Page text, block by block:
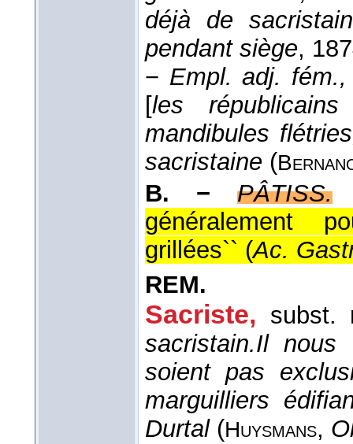
déjà de
pendant siège,
− Empl. adj.
[les républicains
mandibules
sacristaine (
B. −
PÂTISS.
généralement
grillées`` (Ac.
REM.
Sacriste, subst.
sacristain.Il nous
soient pas
marguilliers
Durtal(Huysmans,